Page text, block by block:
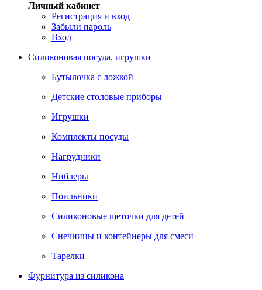
Личный кабинет
Регистрация и вход
Забыли пароль
Вход
Силиконовая посуда, игрушки
Бутылочка с ложкой
Детские столовые приборы
Игрушки
Комплекты посуды
Нагрудники
Ниблеры
Поильники
Силиконовые щеточки для детей
Снечницы и контейнеры для смеси
Тарелки
Фурнитура из силикона